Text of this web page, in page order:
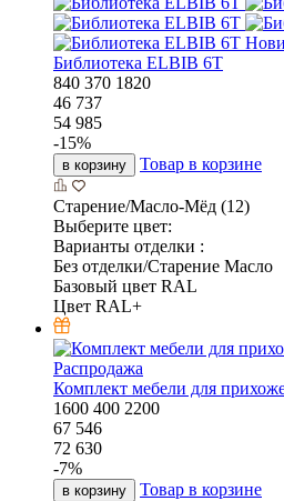
Библиотека ELBIB 6T
840 370 1820
46 737
54 985
-15%
в корзину Товар в корзине
Старение/Масло-Мёд (12)
Выберите цвет:
Варианты отделки :
Без отделки/Старение Масло
Базовый цвет RAL
Цвет RAL+
Распродажа
Комплект мебели для
1600 400 2200
67 546
72 630
-7%
в корзину Товар в корзине